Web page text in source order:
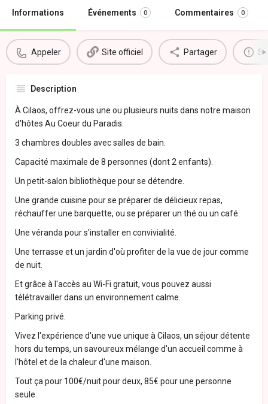
Informations Événements 0 Commentaires 0
Appeler Site officiel Partager
Description
À Cilaos, offrez-vous une ou plusieurs nuits dans notre maison
d'hôtes Au Coeur du Paradis.
3 chambres doubles avec salles de bain.
Capacité maximale de 8 personnes (dont 2 enfants).
Un petit-salon bibliothèque pour se détendre.
Une grande cuisine pour se préparer de délicieux repas,
réchauffer une barquette, ou se préparer un thé ou un café.
Une véranda pour s'installer en convivialité.
Une terrasse et un jardin d'où profiter de la vue de jour comme
de nuit.
Et grâce à l'accès au Wi-Fi gratuit, vous pouvez aussi
télétravailler dans un environnement calme.
Parking privé.
Vivez l'expérience d'une vue unique à Cilaos, un séjour détente
hors du temps, un savoureux mélange d'un accueil comme à
l'hôtel et de la chaleur d'une maison.
Tout ça pour 100€/nuit pour deux, 85€ pour une personne
seule.